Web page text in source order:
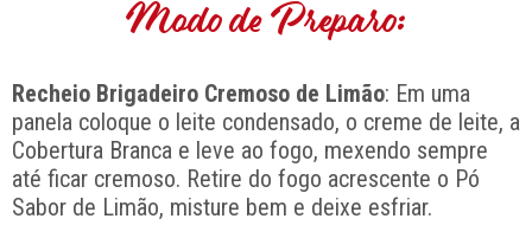
Modo de Preparo:
Recheio Brigadeiro Cremoso de Limão: Em uma
panela coloque o leite condensado, o creme de leite, a
Cobertura Branca e leve ao fogo, mexendo sempre
até ficar cremoso. Retire do fogo acrescente o Pó
Sabor de Limão, misture bem e deixe esfriar.